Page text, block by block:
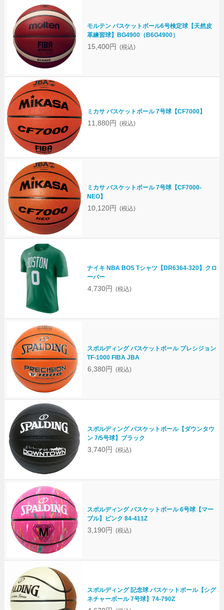
モルテン バスケットボール6号検定球【天然皮
革練習球】BG4900（B6G4900）
15,400円 (税込)
ミカサ バスケットボール 7号球【CF7000】
11,880円 (税込)
ミカサ バスケットボール 7号球【CF7000-
NEO】
10,120円 (税込)
ナイキ NBA BOS Tシャツ【DR6364-320】クロ
ーバー
4,730円 (税込)
スポルディング バスケットボール プレシジョン
TF-1000 FIBA JBA
6,380円 (税込)
スポルディング バスケットボール【ダウンタウ
ン 7/5号球】ブラック
3,740円 (税込)
スポルディング バスケットボール 6号球【マー
ブル】ピンク 84-411Z
3,190円 (税込)
スポルディング 記念球 バスケットボール【シグ
ネチャーボール 7号球】74-790Z